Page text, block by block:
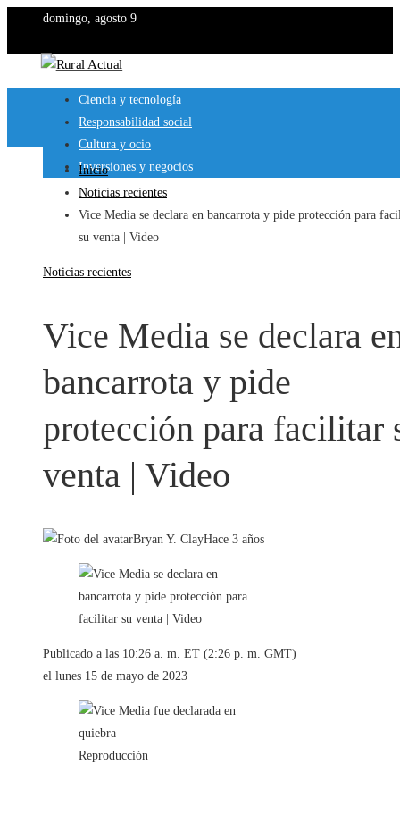
domingo, agosto 9
Ciencia y tecnología
Responsabilidad social
Cultura y ocio
Inversiones y negocios
Inicio
Noticias recientes
Vice Media se declara en bancarrota y pide protección para
su venta | Video
Noticias recientes
Vice Media se declara
bancarrota y pide
protección para facilitar
venta | Video
Bryan Y. ClayHace 3 años
Publicado a las 10:26 a. m. ET (2:26 p. m. GMT)
el lunes 15 de mayo de 2023
Reproducción